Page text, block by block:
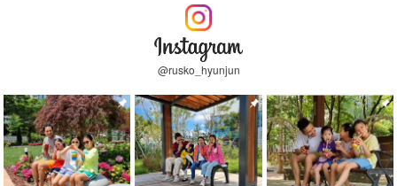
@rusko_hyunjun